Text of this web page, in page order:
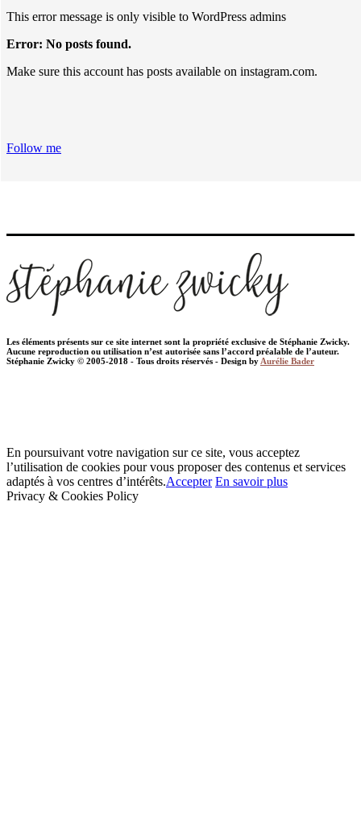
This error message is only visible to WordPress admins
Error: No posts found.
Make sure this account has posts available on instagram.com.
Follow me
Les éléments présents sur ce site internet sont la propriété exclusive de Stéphanie Zwicky.
Aucune reproduction ou utilisation n’est autorisée sans l’accord préalable de l’auteur.
Stéphanie Zwicky © 2005-2018 - Tous droits réservés - Design by Aurélie Bader
En poursuivant votre navigation sur ce site, vous acceptez
l’utilisation de cookies pour vous proposer des contenus et services
adaptés à vos centres d’intérêts.Accepter En savoir plus
Privacy & Cookies Policy